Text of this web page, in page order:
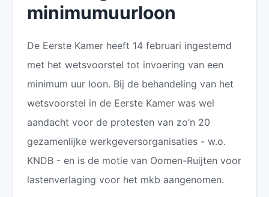
minimumuurloon
De Eerste Kamer heeft 14 februari ingestemd
met het wetsvoorstel tot invoering van een
minimum uur loon. Bij de behandeling van het
wetsvoorstel in de Eerste Kamer was wel
aandacht voor de protesten van zo’n 20
gezamenlijke werkgeversorganisaties - w.o.
KNDB - en is de motie van Oomen-Ruijten voor
lastenverlaging voor het mkb aangenomen.